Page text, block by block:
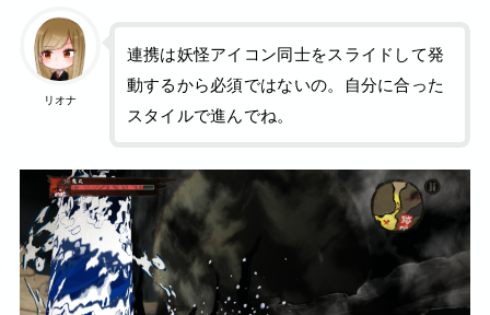
リオナ
連携は妖怪アイコン同士をスライドして発
動するから必須ではないの。自分に合った
スタイルで進んでね。